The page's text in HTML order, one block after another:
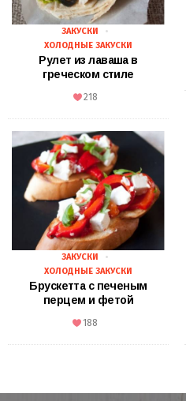
ЗАКУСКИ
ХОЛОДНЫЕ ЗАКУСКИ
Рулет из лаваша в
греческом стиле
218
ЗАКУСКИ
ХОЛОДНЫЕ ЗАКУСКИ
Брускетта с печеным
перцем и фетой
188